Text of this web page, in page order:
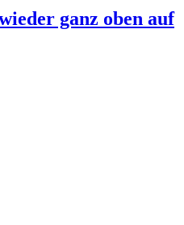
ganz oben auf